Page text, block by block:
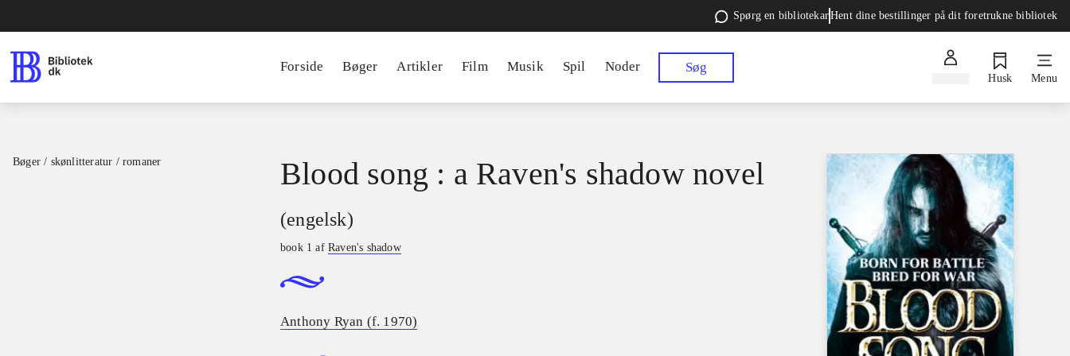
Spørg en bibliotekarHent dine bestillinger på dit foretrukne bibliotek
Forside Bøger Artikler Film Musik Spil Noder Søg
Husk Menu
Bøger / skønlitteratur / romaner Blood song : a Raven's shadow novel
(engelsk)
book 1 afRaven's shadow
Anthony Ryan (f. 1970)